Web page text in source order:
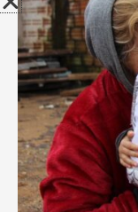
Educação José
promoveu um
de São Paulo,
com a natureza
fauna e da flora
{glf nid:81398}
O passeio foi